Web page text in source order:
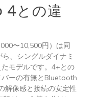
4との違
〜10,500円）は同
、シングルダイナミ
モデルです。4+との
ーの有無とBluetooth
解像感と接続の安定性